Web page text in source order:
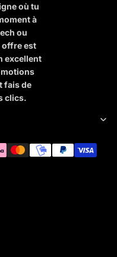
où tu
à
ou
offre est
excellent
fais de
clics.